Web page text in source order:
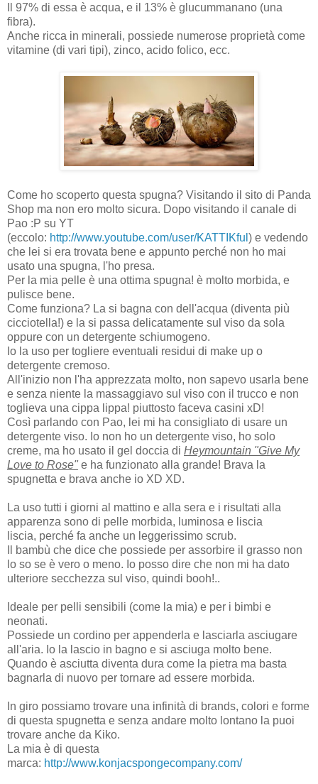
Il 97% di essa è acqua, e il 13% è glucummanano (una
fibra).
Anche ricca in minerali, possiede numerose proprietà come
vitamine (di vari tipi), zinco, acido folico, ecc.
Come ho scoperto questa spugna? Visitando il sito di Panda
Shop ma non ero molto sicura. Dopo visitando il canale di
Pao :P su YT
(eccolo: http://www.youtube.com/user/KATTIKful ) e vedendo
che lei si era trovata bene e appunto perché non ho mai
usato una spugna, l'ho presa.
Per la mia pelle è una ottima spugna! è molto morbida, e
pulisce bene.
Come funziona? La si bagna con dell'acqua (diventa più
cicciotella!) e la si passa delicatamente sul viso da sola
oppure con un detergente schiumogeno.
Io la uso per togliere eventuali residui di make up o
detergente cremoso.
All'inizio non l'ha apprezzata molto, non sapevo usarla bene
e senza niente la massaggiavo sul viso con il trucco e non
toglieva una cippa lippa! piuttosto faceva casini xD!
Così parlando con Pao, lei mi ha consigliato di usare un
detergente viso. Io non ho un detergente viso, ho solo
creme, ma ho usato il gel doccia di Heymountain "Give My
Love to Rose" e ha funzionato alla grande! Brava la
spugnetta e brava anche io XD XD.
La uso tutti i giorni al mattino e alla sera e i risultati alla
apparenza sono di pelle morbida, luminosa e liscia
liscia, perché fa anche un leggerissimo scrub.
Il bambù che dice che possiede per assorbire il grasso non
lo so se è vero o meno. Io posso dire che non mi ha dato
ulteriore secchezza sul viso, quindi booh!..
Ideale per pelli sensibili (come la mia) e per i bimbi e
neonati.
Possiede un cordino per appenderla e lasciarla asciugare
all'aria. Io la lascio in bagno e si asciuga molto bene.
Quando è asciutta diventa dura come la pietra ma basta
bagnarla di nuovo per tornare ad essere morbida.
In giro possiamo trovare una infinità di brands, colori e forme
di questa spugnetta e senza andare molto lontano la puoi
trovare anche da Kiko.
La mia è di questa
marca: http://www.konjacspongecompany.com/